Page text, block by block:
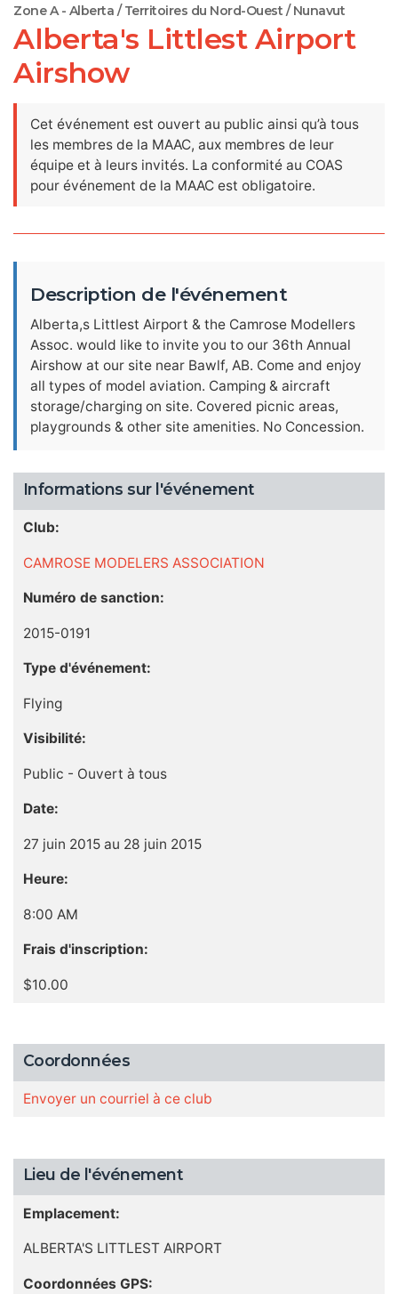
Zone A - Alberta / Territoires du Nord-Ouest / Nunavut
Alberta's Littlest Airport
Airshow
Cet événement est ouvert au public ainsi qu’à tous
les membres de la MAAC, aux membres de leur
équipe et à leurs invités. La conformité au COAS
pour événement de la MAAC est obligatoire.
Description de l'événement
Alberta,s Littlest Airport & the Camrose Modellers
Assoc. would like to invite you to our 36th Annual
Airshow at our site near Bawlf, AB. Come and enjoy
all types of model aviation. Camping & aircraft
storage/charging on site. Covered picnic areas,
playgrounds & other site amenities. No Concession.
Informations sur l'événement
Club:
CAMROSE MODELERS ASSOCIATION
Numéro de sanction:
2015-0191
Type d'événement:
Flying
Visibilité:
Public - Ouvert à tous
Date:
27 juin 2015 au 28 juin 2015
Heure:
8:00 AM
Frais d'inscription:
$10.00
Coordonnées
Envoyer un courriel à ce club
Lieu de l'événement
Emplacement:
ALBERTA'S LITTLEST AIRPORT
Coordonnées GPS: